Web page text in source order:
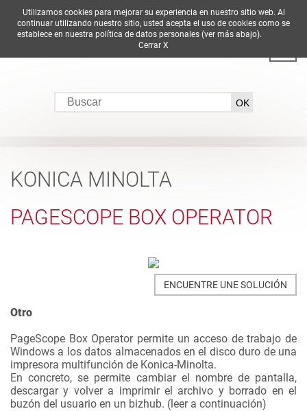
DE EN ES FR
KONICA MINOLTA
PAGESCOPE BOX OPERATOR
ENCUENTRE UNE SOLUCIÓN
Otro
PageScope Box Operator permite un acceso de trabajo de
Windows a los datos almacenados en el disco duro de una
impresora multifunción de Konica-Minolta.
En concreto, se permite cambiar el nombre de pantalla,
descargar y volver a imprimir el archivo y borrado en el
buzón del usuario en un bizhub. (leer a continuación)
Utilizamos cookies para mejorar su experiencia en nuestro sitio web. Al
continuar utilizando nuestro sitio, usted acepta el uso de cookies como se
establece en nuestra política de datos personales (ver más abajo).
Cerrar X